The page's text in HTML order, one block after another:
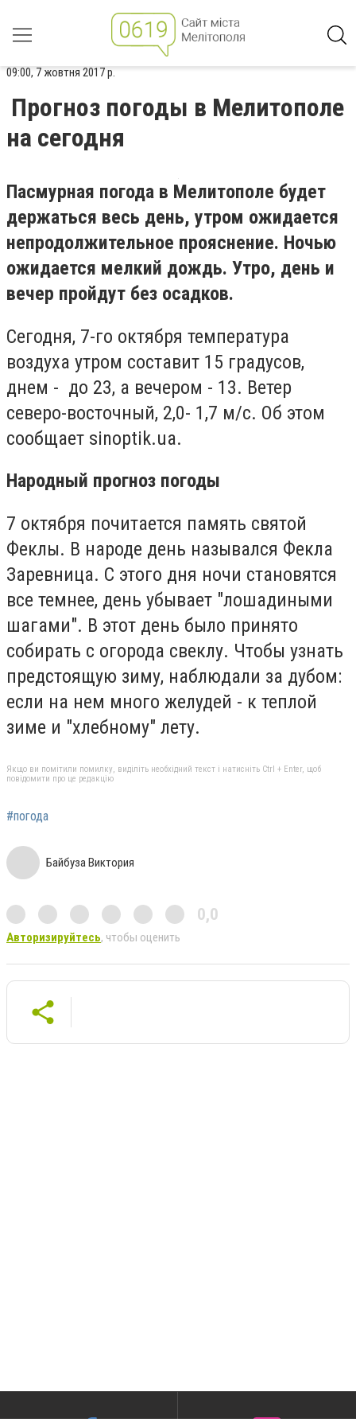
09:00, 7 жовтня 2017 р.
Прогноз погоды в Мелитополе
на сегодня
Пасмурная погода в Мелитополе будет
держаться весь день, утром ожидается
непродолжительное прояснение. Ночью
ожидается мелкий дождь. Утро, день и
вечер пройдут без осадков.
Сегодня, 7-го октября температура
воздуха утром составит 15 градусов,
днем - до 23, а вечером - 13. Ветер
северо-восточный, 2,0- 1,7 м/с. Об этом
сообщает sinoptik.ua.
Народный прогноз погоды
7 октября почитается память святой
Феклы. В народе день назывался Фекла
Заревница. С этого дня ночи становятся
все темнее, день убывает "лошадиными
шагами". В этот день было принято
собирать с огорода свеклу. Чтобы узнать
предстоящую зиму, наблюдали за дубом:
если на нем много желудей - к теплой
зиме и "хлебному" лету.
Якщо ви помітили помилку, виділіть необхідний текст і натисніть Ctrl + Enter, щоб
повідомити про це редакцію
#погода
Байбуза Виктория
0,0
Авторизируйтесь, чтобы оценить